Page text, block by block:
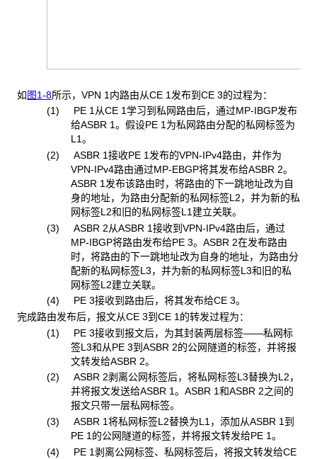
如图1-8所示，VPN 1内路由从CE 1发布到CE 3的过程为：
(1) PE 1从CE 1学习到私网路由后，通过MP-IBGP发布
给ASBR 1。假设PE 1为私网路由分配的私网标签为
L1。
(2) ASBR 1接收PE 1发布的VPN-IPv4路由，并作为
VPN-IPv4路由通过MP-EBGP将其发布给ASBR 2。
ASBR 1发布该路由时，将路由的下一跳地址改为自
身的地址，为路由分配新的私网标签L2，并为新的私
网标签L2和旧的私网标签L1建立关联。
(3) ASBR 2从ASBR 1接收到VPN-IPv4路由后，通过
MP-IBGP将路由发布给PE 3。ASBR 2在发布路由
时，将路由的下一跳地址改为自身的地址，为路由分
配新的私网标签L3，并为新的私网标签L3和旧的私
网标签L2建立关联。
(4) PE 3接收到路由后，将其发布给CE 3。
完成路由发布后，报文从CE 3到CE 1的转发过程为：
(1) PE 3接收到报文后，为其封装两层标签——私网标
签L3和从PE 3到ASBR 2的公网隧道的标签，并将报
文转发给ASBR 2。
(2) ASBR 2剥离公网标签后，将私网标签L3替换为L2，
并将报文发送给ASBR 1。ASBR 1和ASBR 2之间的
报文只带一层私网标签。
(3) ASBR 1将私网标签L2替换为L1，添加从ASBR 1到
PE 1的公网隧道的标签，并将报文转发给PE 1。
(4) PE 1剥离公网标签、私网标签后，将报文转发给CE